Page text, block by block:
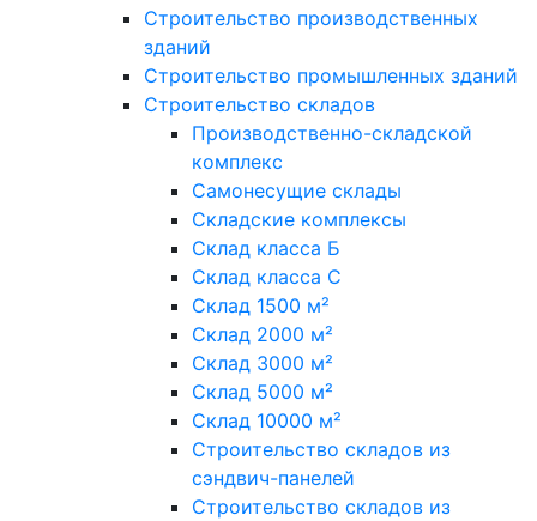
Строительство производственных
зданий
Строительство промышленных зданий
Строительство складов
Производственно-складской
комплекс
Самонесущие склады
Складские комплексы
Склад класса Б
Склад класса С
Склад 1500 м²
Склад 2000 м²
Склад 3000 м²
Склад 5000 м²
Склад 10000 м²
Строительство складов из
сэндвич-панелей
Строительство складов из